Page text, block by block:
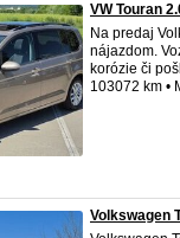
VW Touran
Na predaj
nájazdom.
korózie či
103072 km •
Volkswagen